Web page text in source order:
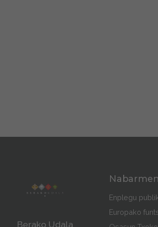
Berako Udala
Enplegu
Europako